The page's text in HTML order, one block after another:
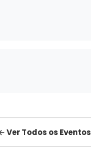
Ver Todos os Eventos